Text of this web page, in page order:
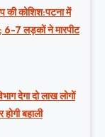
की कोशिश:पटना में
6-7 लड़कों ने मारपीट
देगा दो लाख लोगों
बहाली